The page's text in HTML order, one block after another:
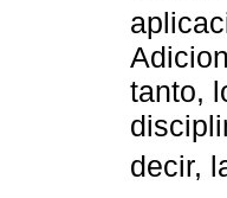
tanto,
decir,